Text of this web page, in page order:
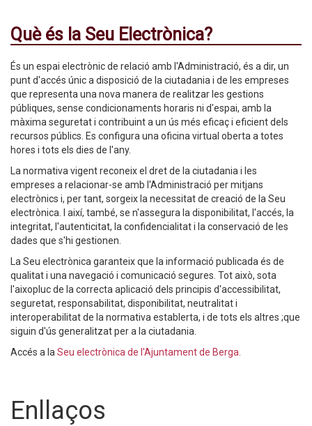
Què és la Seu Electrònica?
És un espai electrònic de relació amb l'Administració, és a dir, un
punt d'accés únic a disposició de la ciutadania i de les empreses
que representa una nova manera de realitzar les gestions
públiques, sense condicionaments horaris ni d'espai, amb la
màxima seguretat i contribuint a un ús més eficaç i eficient dels
recursos públics. Es configura una oficina virtual oberta a totes
hores i tots els dies de l'any.
La normativa vigent reconeix el dret de la ciutadania i les
empreses a relacionar-se amb l'Administració per mitjans
electrònics i, per tant, sorgeix la necessitat de creació de la Seu
electrònica. I així, també, se n'assegura la disponibilitat, l'accés, la
integritat, l'autenticitat, la confidencialitat i la conservació de les
dades que s'hi gestionen.
La Seu electrònica garanteix que la informació publicada és de
qualitat i una navegació i comunicació segures. Tot això, sota
l'aixopluc de la correcta aplicació dels principis d'accessibilitat,
seguretat, responsabilitat, disponibilitat, neutralitat i
interoperabilitat de la normativa establerta, i de tots els altres ;que
siguin d'ús generalitzat per a la ciutadania.
Accés a la Seu electrònica de l'Ajuntament de Berga.
Enllaços